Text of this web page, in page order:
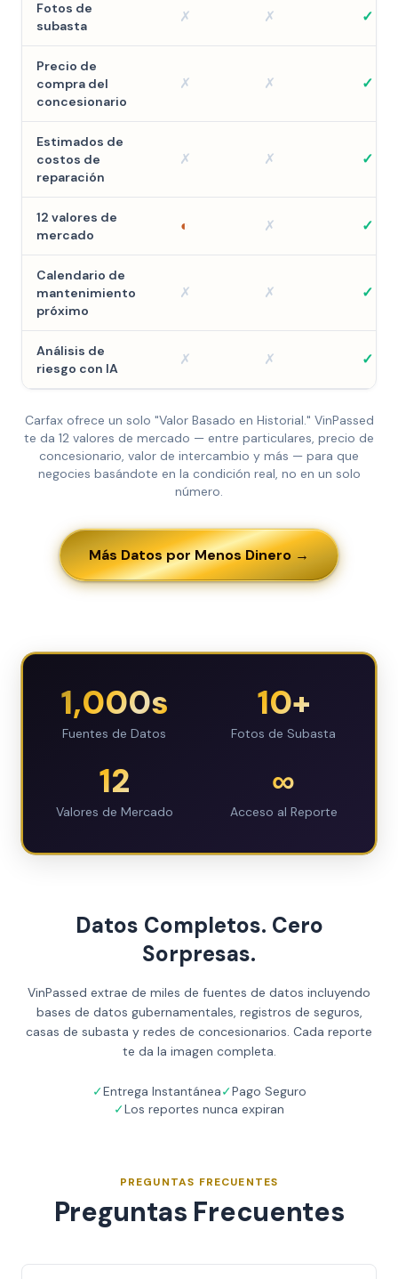
Fotos de
subasta
✗ ✗ ✓
Precio de
compra del
concesionario
✗ ✗ ✓
Estimados de
costos de
reparación
✗ ✗ ✓
12 valores de
mercado
◐ ✗ ✓
Calendario de
mantenimiento
próximo
✗ ✗ ✓
Análisis de
riesgo con IA
✗ ✗ ✓
Carfax ofrece un solo "Valor Basado en Historial." VinPassed
te da 12 valores de mercado — entre particulares, precio de
concesionario, valor de intercambio y más — para que
negocies basándote en la condición real, no en un solo
número.
Más Datos por Menos Dinero →
1,000s
Fuentes de Datos
10+
Fotos de Subasta
12
Valores de Mercado
∞
Acceso al Reporte
Datos Completos. Cero
Sorpresas.
VinPassed extrae de miles de fuentes de datos incluyendo
bases de datos gubernamentales, registros de seguros,
casas de subasta y redes de concesionarios. Cada reporte
te da la imagen completa.
✓Entrega Instantánea✓Pago Seguro
✓Los reportes nunca expiran
PREGUNTAS FRECUENTES
Preguntas Frecuentes